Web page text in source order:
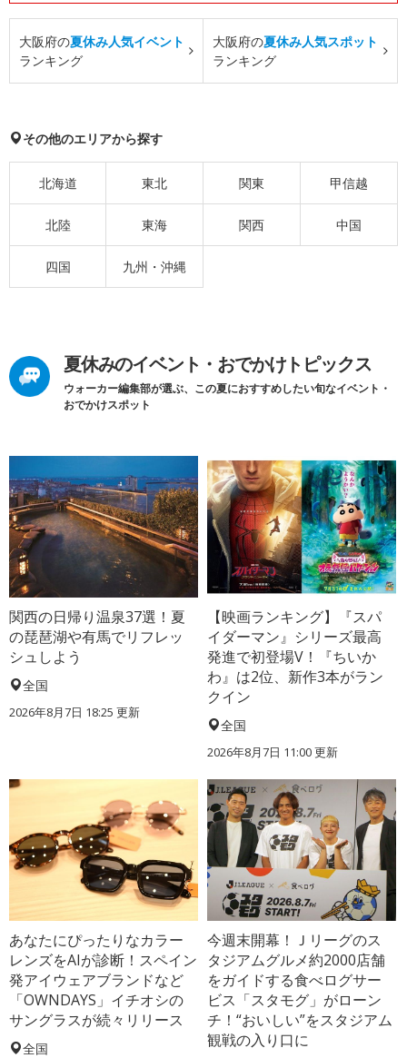
大阪府の夏休み人気イベント
ランキング
大阪府の夏休み人気スポット
ランキング
その他のエリアから探す
北海道 東北 関東 甲信越
北陸 東海 関西 中国
四国 九州・沖縄
夏休みのイベント・おでかけトピックス
ウォーカー編集部が選ぶ、この夏におすすめしたい旬なイベント・
おでかけスポット
関西の日帰り温泉37選！夏
の琵琶湖や有馬でリフレッ
シュしよう
全国
2026年8月7日 18:25 更新
【映画ランキング】『スパ
イダーマン』シリーズ最高
発進で初登場V！『ちいか
わ』は2位、新作3本がラン
クイン
全国
2026年8月7日 11:00更新
あなたにぴったりなカラー
レンズをAIが診断！スペイン
発アイウェアブランドなど
「OWNDAYS」イチオシの
サングラスが続々リリース
全国
今週末開幕！Ｊリーグのス
タジアムグルメ約2000店舗
をガイドする食べログサー
ビス「スタモグ」がローン
チ！“おいしい”をスタジアム
観戦の入り口に